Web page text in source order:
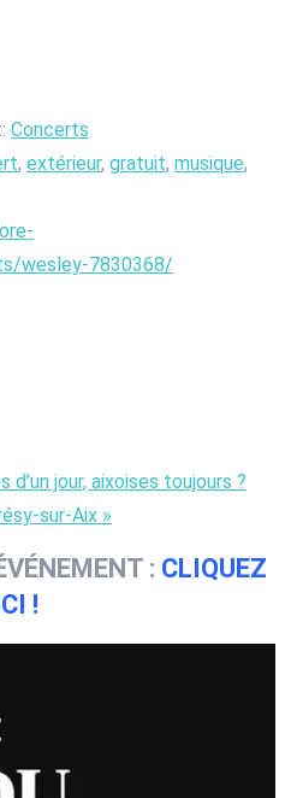
Concerts
, extérieur, gratuit, musique,
wesley-7830368/
d’un jour, aixoises toujours ?
sur-Aix »
: CLIQUEZ
!